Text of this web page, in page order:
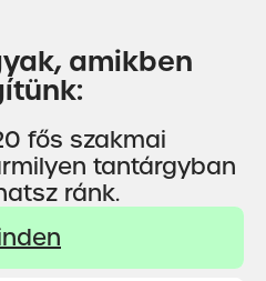
amikben
fős szakmai
tantárgyban
ránk.